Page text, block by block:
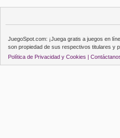
JuegoSpot.com: ¡Juega gratis a juegos en
son propiedad de sus respectivos titulares y
Política de Privacidad y Cookies |